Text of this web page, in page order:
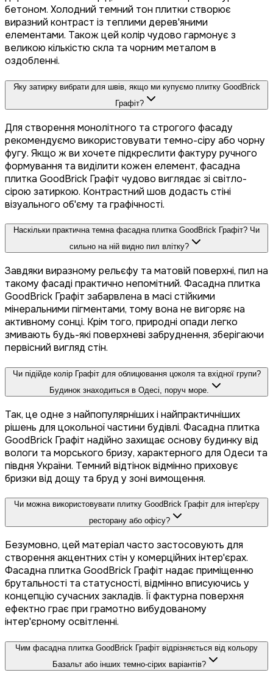
бетоном. Холодний темний тон плитки створює
виразний контраст із теплими дерев'яними
елементами. Також цей колір чудово гармонує з
великою кількістю скла та чорним металом в
оздобленні.
Яку затирку вибрати для швів, якщо ми купуємо плитку GoodBrick
Графіт?
Для створення монолітного та строгого фасаду
рекомендуємо використовувати темно-сіру або чорну
фугу. Якщо ж ви хочете підкреслити фактуру ручного
формування та виділити кожен елемент, фасадна
плитка GoodBrick Графіт чудово виглядає зі світло-
сірою затиркою. Контрастний шов додасть стіні
візуального об'єму та графічності.
Наскільки практична темна фасадна плитка GoodBrick Графіт? Чи
сильно на ній видно пил влітку?
Завдяки виразному рельєфу та матовій поверхні, пил на
такому фасаді практично непомітний. Фасадна плитка
GoodBrick Графіт забарвлена в масі стійкими
мінеральними пігментами, тому вона не вигоряє на
активному сонці. Крім того, природні опади легко
змивають будь-які поверхневі забруднення, зберігаючи
первісний вигляд стін.
Чи підійде колір Графіт для облицювання цоколя та вхідної групи?
Будинок знаходиться в Одесі, поруч море.
Так, це одне з найпопулярніших і найпрактичніших
рішень для цокольної частини будівлі. Фасадна плитка
GoodBrick Графіт надійно захищає основу будинку від
вологи та морського бризу, характерного для Одеси та
півдня України. Темний відтінок відмінно приховує
бризки від дощу та бруд у зоні вимощення.
Чи можна використовувати плитку GoodBrick Графіт для інтер'єру
ресторану або офісу?
Безумовно, цей матеріал часто застосовують для
створення акцентних стін у комерційних інтер'єрах.
Фасадна плитка GoodBrick Графіт надає приміщенню
брутальності та статусності, відмінно вписуючись у
концепцію сучасних закладів. Її фактурна поверхня
ефектно грає при грамотно вибудованому
інтер'єрному освітленні.
Чим фасадна плитка GoodBrick Графіт відрізняється від кольору
Базальт або інших темно-сірих варіантів?